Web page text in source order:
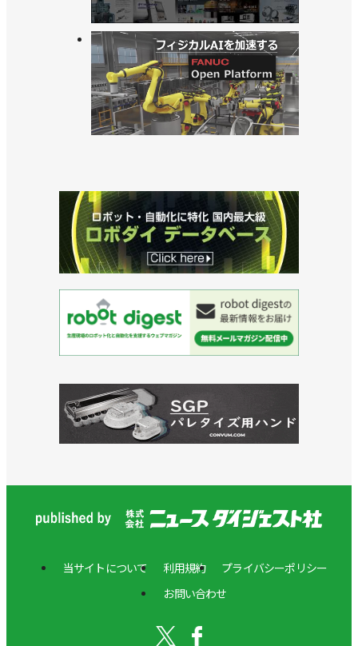
当サイトについて 利用規約
プライバシーポリシー
お問い合わせ